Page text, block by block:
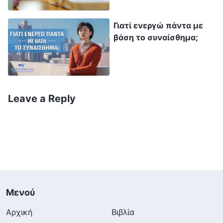
περίπτωση, να αντιλαμβάνονται ότι οι
αναθέσεις που εμπιστεύεται στην
ανθρωπότητα είναι εξύψωση και μεγάλη
χάρη από Εκείνον, είναι τα πιο ένδοξα
πράγματα. Όλα τα άλλα μπορείτε να τα
να θυσιάσει την ίδια του τη ζωή, οφείλει και
έκαναν να καταλάβω ότι η ανάθεση από τον
του ανθρώπου. Είναι καθήκον των ανθρώπων
Γιατί ενεργώ πάντα με
βάση το συναίσθημα;
Leave a Reply
Μενού
Αρχική Βιβλία